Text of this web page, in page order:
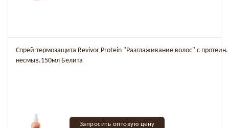
Спрей-термозащита Revivor Protein "Разглаживание волос" с
несмыв.150мл Белита
Запросить оптовую цену